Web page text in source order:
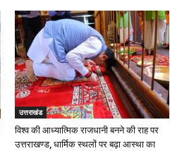
उत्तराखंड
विश्व की आध्यात्मिक राजधानी बनने की राह पर
उत्तराखण्ड, धार्मिक स्थलों पर बढ़ा आस्था का